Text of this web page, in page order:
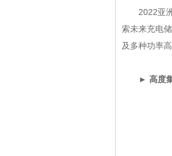
2022亚洲
索未来充电
及多种功率
► 高度集